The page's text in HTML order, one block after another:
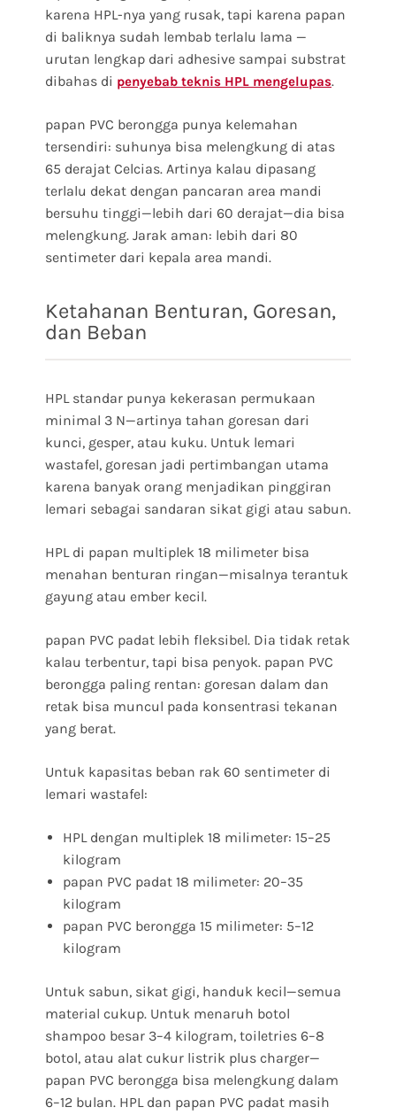
karena HPL-nya yang rusak, tapi karena papan
di baliknya sudah lembab terlalu lama —
urutan lengkap dari adhesive sampai substrat
dibahas di penyebab teknis HPL mengelupas.
papan PVC berongga punya kelemahan
tersendiri: suhunya bisa melengkung di atas
65 derajat Celcias. Artinya kalau dipasang
terlalu dekat dengan pancaran area mandi
bersuhu tinggi—lebih dari 60 derajat—dia bisa
melengkung. Jarak aman: lebih dari 80
sentimeter dari kepala area mandi.
Ketahanan Benturan, Goresan,
dan Beban
HPL standar punya kekerasan permukaan
minimal 3 N—artinya tahan goresan dari
kunci, gesper, atau kuku. Untuk lemari
wastafel, goresan jadi pertimbangan utama
karena banyak orang menjadikan pinggiran
lemari sebagai sandaran sikat gigi atau sabun.
HPL di papan multiplek 18 milimeter bisa
menahan benturan ringan—misalnya terantuk
gayung atau ember kecil.
papan PVC padat lebih fleksibel. Dia tidak retak
kalau terbentur, tapi bisa penyok. papan PVC
berongga paling rentan: goresan dalam dan
retak bisa muncul pada konsentrasi tekanan
yang berat.
Untuk kapasitas beban rak 60 sentimeter di
lemari wastafel:
HPL dengan multiplek 18 milimeter: 15–25
kilogram
papan PVC padat 18 milimeter: 20–35
kilogram
papan PVC berongga 15 milimeter: 5–12
kilogram
Untuk sabun, sikat gigi, handuk kecil—semua
material cukup. Untuk menaruh botol
shampoo besar 3–4 kilogram, toiletries 6–8
botol, atau alat cukur listrik plus charger—
papan PVC berongga bisa melengkung dalam
6–12 bulan. HPL dan papan PVC padat masih